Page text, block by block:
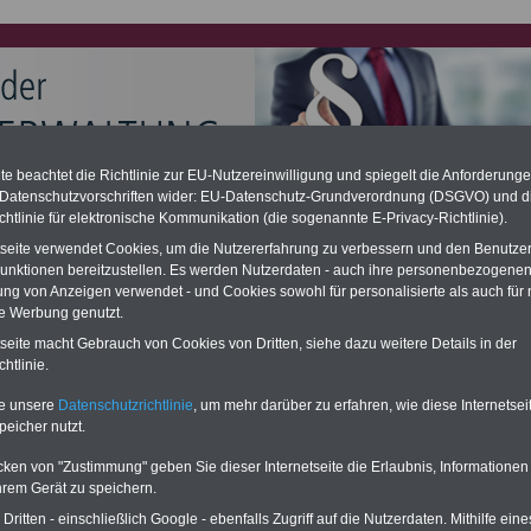
Alimentation: hohe Nachzahlung für Kommunalbeamte (auch
hat die Berliner Landesbesoldung für verfassungs-
(Berlin muss bisMärz 2027 eine Neuregelung der Besoldung
Auch beim Bund (Beamte & Ruhestandsbeamte) gibt es teilweise
(Medienberichten zufolge liegt diese für
Broschüre heraus (unmittelbar nach Beschluss eines Gesetzentwurfs
>>>
Weg
Zehn OnlineBücher
Neu aufgelegt: Oktober 2025
beachtet die Richtlinie zur EU-Nutzereinwilligung und spiegelt die
wider: EU-Datenschutz-Grundverordnung (DSGVO) und
für elektronische Kommunikation (die sogenannte E-Privacy-Richtlinie).
verwendet Cookies, um die Nutzererfahrung zu verbessern und den
bereitzustellen. Es werden Nutzerdaten - auch ihre
von Anzeigen verwendet - und Cookies sowohl für personalisierte als auch für
Werbung genutzt.
macht Gebrauch von Cookies von Dritten, siehe dazu weitere Details in der
unsere Datenschutzrichtlinie, um mehr darüber zu erfahren, wie diese
nutzt.
von "Zustimmung" geben Sie dieser Internetseite die Erlaubnis,
Gerät zu speichern.
- einschließlich Google - ebenfalls Zugriff auf die Nutzerdaten. Mithilfe